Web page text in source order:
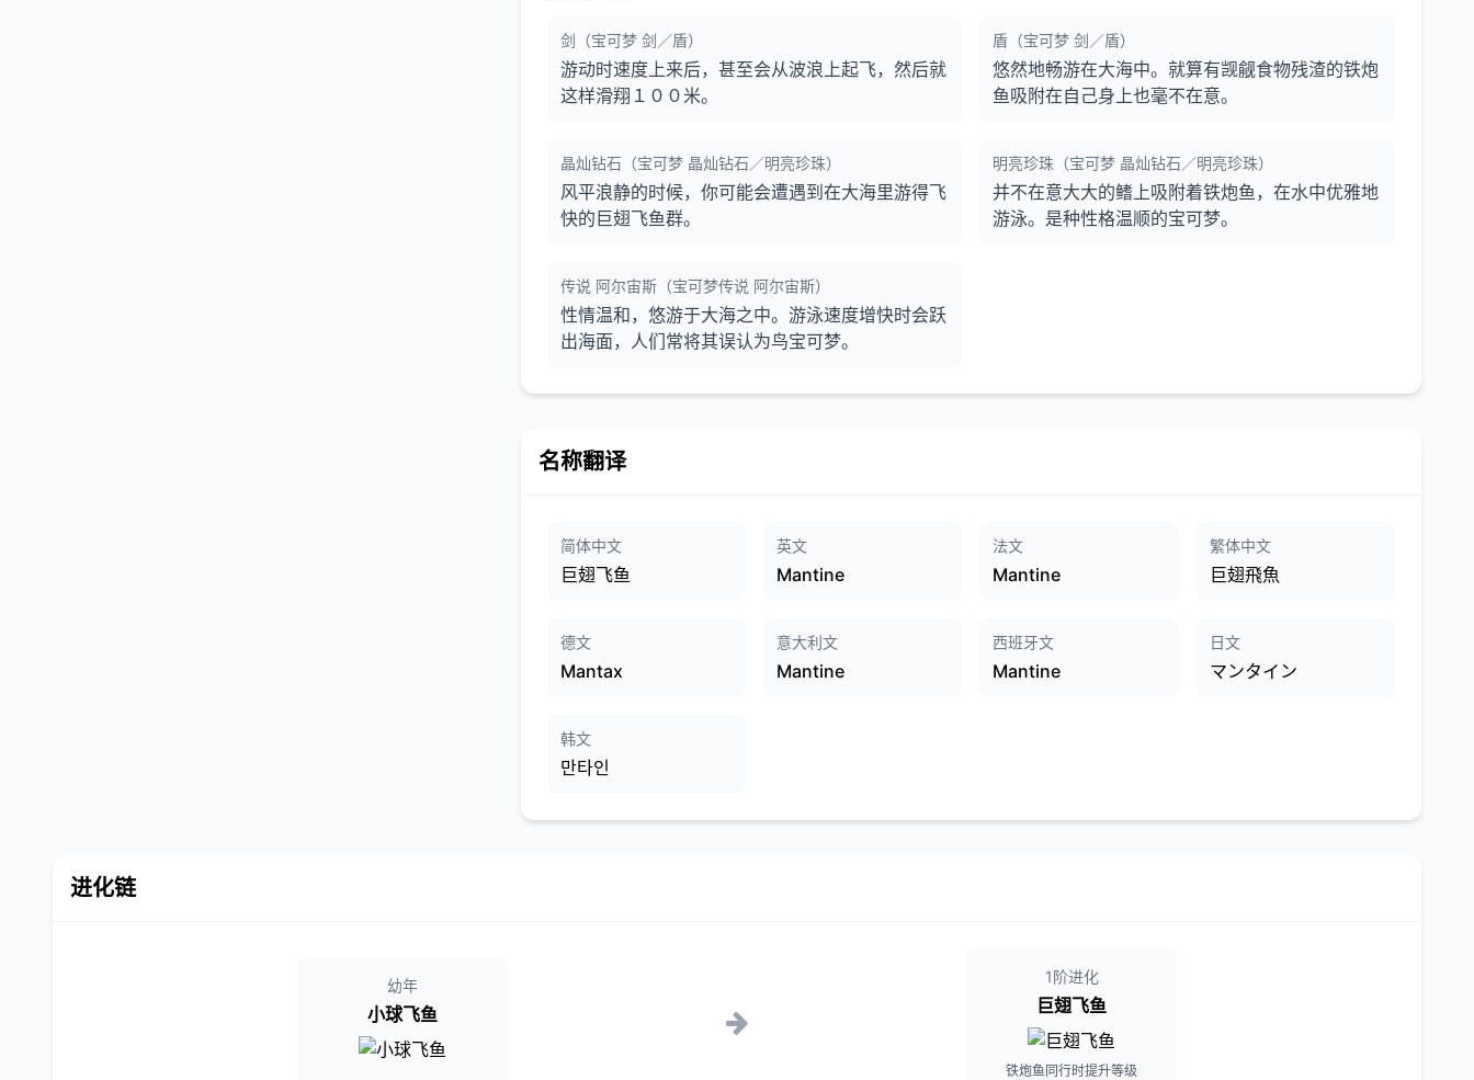
剑（宝可梦 剑／盾）
游动时速度上来后，甚至会从波浪上起飞，然后就
这样滑翔１００米。
盾（宝可梦 剑／盾）
悠然地畅游在大海中。就算有觊觎食物残渣的铁炮
鱼吸附在自己身上也毫不在意。
晶灿钻石（宝可梦 晶灿钻石／明亮珍珠）
风平浪静的时候，你可能会遭遇到在大海里游得飞
快的巨翅飞鱼群。
明亮珍珠（宝可梦 晶灿钻石／明亮珍珠）
并不在意大大的鳍上吸附着铁炮鱼，在水中优雅地
游泳。是种性格温顺的宝可梦。
传说 阿尔宙斯（宝可梦传说 阿尔宙斯）
性情温和，悠游于大海之中。游泳速度增快时会跃
出海面，人们常将其误认为鸟宝可梦。
名称翻译
简体中文
巨翅飞鱼
英文
Mantine
法文
Mantine
繁体中文
巨翅飛魚
德文
Mantax
意大利文
Mantine
西班牙文
Mantine
日文
マンタイン
韩文
만타인
进化链
幼年
小球飞鱼
1阶进化
巨翅飞鱼
铁炮鱼同行时提升等级